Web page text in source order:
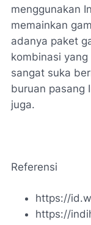
menggunakan
memainkan
adanya paket
kombinasi
sangat suka
buruan pasang
juga.
Referensi
https://
https://